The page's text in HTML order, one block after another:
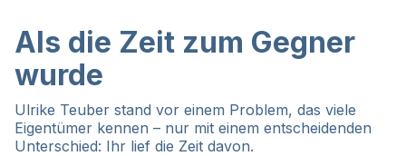
Als die Zeit zum Gegner
wurde
Ulrike Teuber stand vor einem Problem, das viele
Eigentümer kennen – nur mit einem entscheidenden
Unterschied: Ihr lief die Zeit davon.